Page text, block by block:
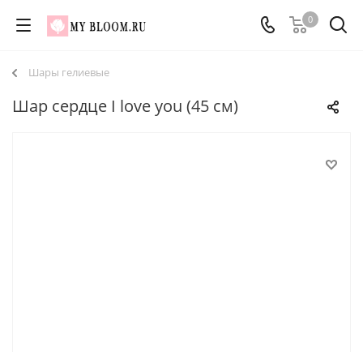
0
Шары гелиевые
Шар сердце I love you (45 см)